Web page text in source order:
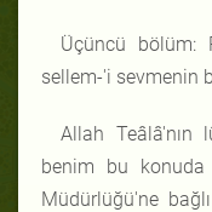
Üçüncü bölüm:
sellem-'i sevmenin
Allah Teâlâ'nın
benim bu konuda
Müdürlüğü'ne